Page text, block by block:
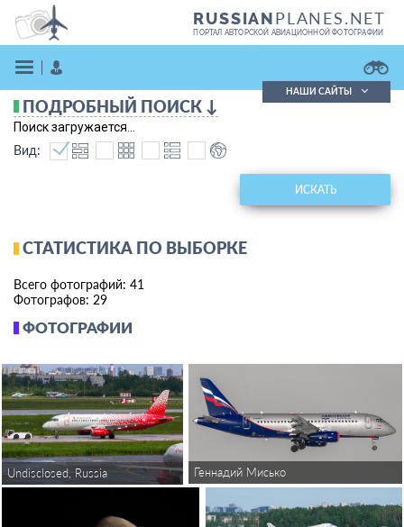
RUSSIANPLANES.NET
ПОРТАЛ АВТОРСКОЙ АВИАЦИОННОЙ ФОТОГРАФИИ
Поиск в реестре
Кратко
Подробно
НАШИ САЙТЫ
ФОТОГРАФИИ
Undisclosed, Russia Геннадий Мисько
ПОДРОБНЫЙ ПОИСК ↓
Поиск загружается...
Вид:
ИСКАТЬ
СТАТИСТИКА ПО ВЫБОРКЕ
Всего фотографий: 41
Фотографов: 29